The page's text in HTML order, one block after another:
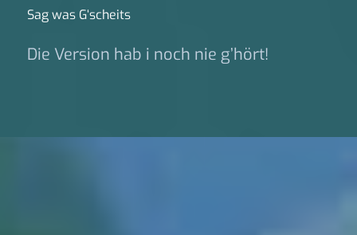
Sag was G‘scheits
Die Version hab i noch nie g’hört!